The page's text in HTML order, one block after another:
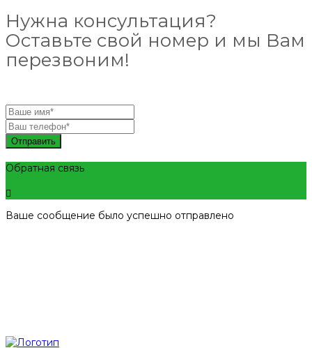
Нужна консультация?
Оставьте свой номер и мы Вам
перезвоним!
Отправить
Обратная связь
Ваше сообщение было успешно отправлено